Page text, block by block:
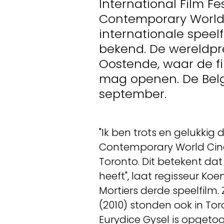
International Film
Contemporary
internationale
bekend. De
Oostende, waar de
mag openen. De
september.
"Ik ben trots en gelukkig
Contemporary World
Toronto. Dit betekent
heeft", laat regisseur
Mortiers derde speelfilm.
(2010) stonden ook in
Eurydice Gysel is